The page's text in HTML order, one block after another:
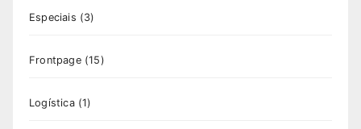
Especiais (3)
Frontpage(15)
Logística(1)